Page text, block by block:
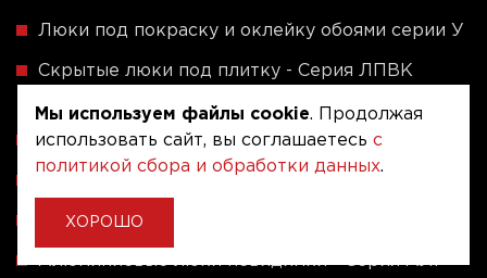
Люки под покраску и оклейку обоями серии У
Скрытые люки под плитку - Серия ЛПВК
Ревизионные люки серии A (сталь / присоска)
Рассчитать люк по индивидуальным размерам
Мы используем файлы cookie. Продолжая
использовать сайт, вы соглашаетесь с
политикой сбора и обработки данных.
ХОРОШО